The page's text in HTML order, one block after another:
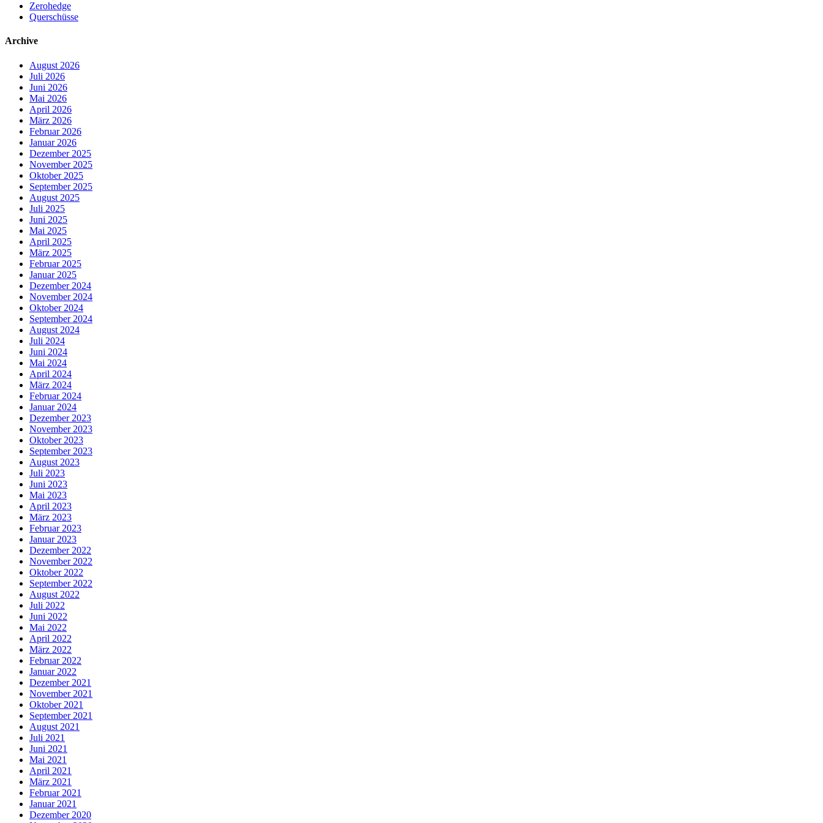
Zerohedge
Querschüsse
Archive
August 2026
Juli 2026
Juni 2026
Mai 2026
April 2026
März 2026
Februar 2026
Januar 2026
Dezember 2025
November 2025
Oktober 2025
September 2025
August 2025
Juli 2025
Juni 2025
Mai 2025
April 2025
März 2025
Februar 2025
Januar 2025
Dezember 2024
November 2024
Oktober 2024
September 2024
August 2024
Juli 2024
Juni 2024
Mai 2024
April 2024
März 2024
Februar 2024
Januar 2024
Dezember 2023
November 2023
Oktober 2023
September 2023
August 2023
Juli 2023
Juni 2023
Mai 2023
April 2023
März 2023
Februar 2023
Januar 2023
Dezember 2022
November 2022
Oktober 2022
September 2022
August 2022
Juli 2022
Juni 2022
Mai 2022
April 2022
März 2022
Februar 2022
Januar 2022
Dezember 2021
November 2021
Oktober 2021
September 2021
August 2021
Juli 2021
Juni 2021
Mai 2021
April 2021
März 2021
Februar 2021
Januar 2021
Dezember 2020